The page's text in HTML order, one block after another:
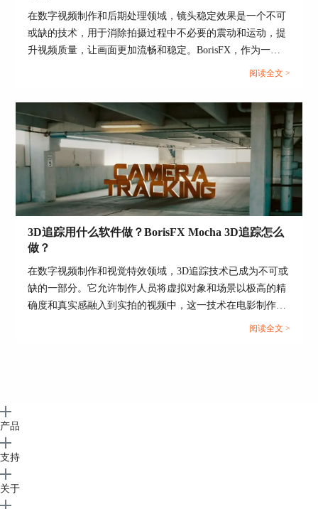
在数字视频制作和后期处理领域，镜头稳定效果是一个不可
或缺的技术，用于消除拍摄过程中不必要的震动和运动，提
升视频质量，让画面更加流畅和稳定。BorisFX，作为一款
高级的图像处理软件和视频特效插件，提供了强大的工具
觉效果。接下来，本文将详细介绍视频镜头稳定效果的重要
性，如何使用BorisFX实现镜头稳定，以及利用BorisFX给照
片添加光晕效果的方法。...
阅读全文 >
3D追踪用什么软件做？BorisFX Mocha 3D追踪怎么
做？
在数字视频制作和视觉特效领域，3D追踪技术已成为不可或
缺的一部分。它允许制作人员将虚拟对象和场景以极高的精
确度和真实感融入到实拍的视频中，这一技术在电影制作、
电视广告、游戏开发等多个领域有着广泛的应用。针对3D追
阅读全文 >
产品
支持
关于